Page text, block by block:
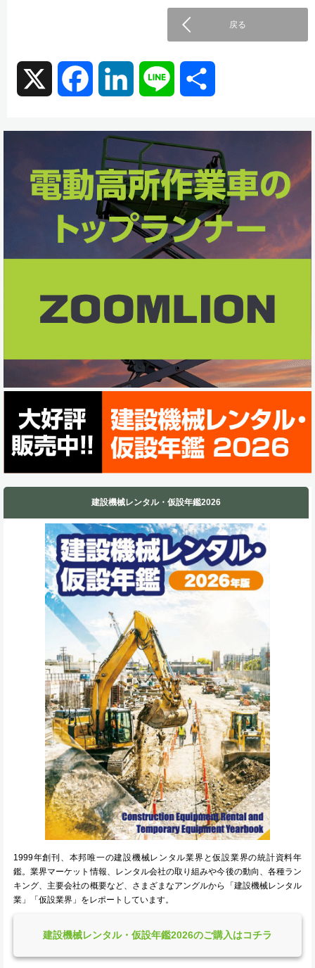
戻る
e
b
k
k
e
d
n
n
e
建設機械レンタル・仮設年鑑2026
1999年創刊、本邦唯一の建設機械レンタル業界と仮設業界の統計資料年
鑑。業界マーケット情報、レンタル会社の取り組みや今後の動向、各種ラン
キング、主要会社の概要など、さまざまなアングルから「建設機械レンタル
業」「仮設業界」をレポートしています。
建設機械レンタル・仮設年鑑2026のご購入はコチラ